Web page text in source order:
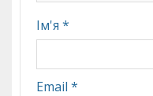
Ім'я *
Email *